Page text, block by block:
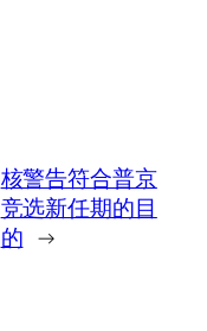
核警告符合普京
竞选新任期的目
的 →